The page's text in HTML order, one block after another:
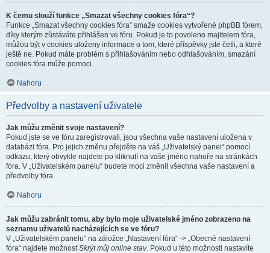
K čemu slouží funkce „Smazat všechny cookies fóra“?
Funkce „Smazat všechny cookies fóra“ smaže cookies vytvořené phpBB fórem,
díky kterým zůstáváte přihlášen ve fóru. Pokud je to povoleno majitelem fóra,
můžou být v cookies uloženy informace o tom, které příspěvky jste četli, a které
ještě ne. Pokud máte problém s přihlašováním nebo odhlašováním, smazání
cookies fóra může pomoci.
Nahoru
Předvolby a nastavení uživatele
Jak můžu změnit svoje nastavení?
Pokud jste se ve fóru zaregistrovali, jsou všechna vaše nastavení uložena v
databázi fóra. Pro jejich změnu přejděte na váš „Uživatelský panel“ pomocí
odkazu, který obvykle najdete po kliknutí na vaše jméno nahoře na stránkách
fóra. V „Uživatelském panelu“ budete moci změnit všechna vaše nastavení a
předvolby fóra.
Nahoru
Jak můžu zabránit tomu, aby bylo moje uživatelské jméno zobrazeno na
seznamu uživatelů nacházejících se ve fóru?
V „Uživatelském panelu“ na záložce „Nastavení fóra“ -> „Obecné nastavení
fóra“ najdete možnostSkrýt můj online stav. Pokud u této možnosti nastavíte